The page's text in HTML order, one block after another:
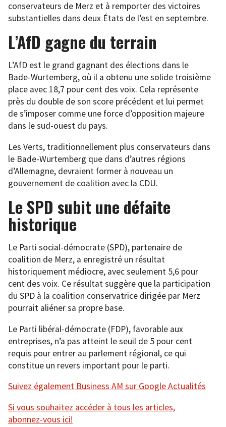
conservateurs de Merz et à remporter des victoires
substantielles dans deux États de l’est en septembre.
L’AfD gagne du terrain
L’AfD est le grand gagnant des élections dans le
Bade-Wurtemberg, où il a obtenu une solide troisième
place avec 18,7 pour cent des voix. Cela représente
près du double de son score précédent et lui permet
de s’imposer comme une force d’opposition majeure
dans le sud-ouest du pays.
Les Verts, traditionnellement plus conservateurs dans
le Bade-Wurtemberg que dans d’autres régions
d’Allemagne, devraient former à nouveau un
gouvernement de coalition avec la CDU.
Le SPD subit une défaite
historique
Le Parti social-démocrate (SPD), partenaire de
coalition de Merz, a enregistré un résultat
historiquement médiocre, avec seulement 5,6 pour
cent des voix. Ce résultat suggère que la participation
du SPD à la coalition conservatrice dirigée par Merz
pourrait aliéner sa propre base.
Le Parti libéral-démocrate (FDP), favorable aux
entreprises, n’a pas atteint le seuil de 5 pour cent
requis pour entrer au parlement régional, ce qui
constitue un revers important pour le parti.
Suivez également Business AM sur Google Actualités
Si vous souhaitez accéder à tous les articles,
abonnez-vous ici!